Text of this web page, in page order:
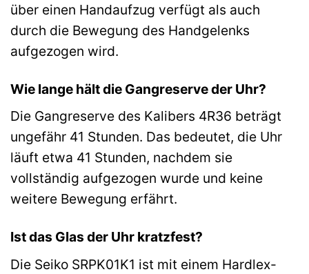
über einen Handaufzug verfügt als auch
durch die Bewegung des Handgelenks
aufgezogen wird.
Wie lange hält die Gangreserve der Uhr?
Die Gangreserve des Kalibers 4R36 beträgt
ungefähr 41 Stunden. Das bedeutet, die Uhr
läuft etwa 41 Stunden, nachdem sie
vollständig aufgezogen wurde und keine
weitere Bewegung erfährt.
Ist das Glas der Uhr kratzfest?
Die Seiko SRPK01K1 ist mit einem Hardlex-